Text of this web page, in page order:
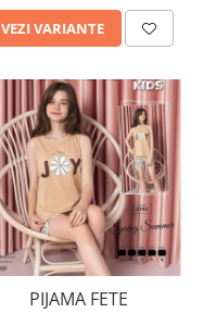
VEZI VARIANTE
PIJAMA FETE